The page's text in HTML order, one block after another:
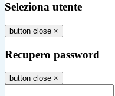
Seleziona utente
button close ×
Recupero password
button close ×